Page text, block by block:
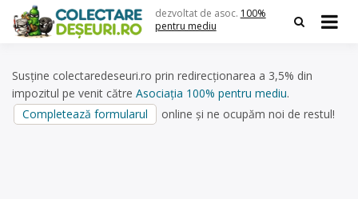
content
dezvoltat de asoc. 100%
pentru mediu
Susține colectaredeseuri.ro prin redirecționarea a 3,5% din
impozitul pe venit către Asociația 100% pentru mediu.
Completează formularul
online și ne ocupăm noi de restul!